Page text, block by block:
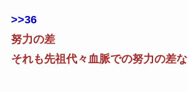
>>36
努力の差
それも先祖代々血脈での努力の差な